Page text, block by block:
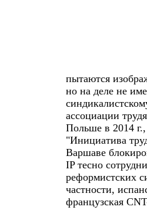
пытаются
но на деле не
ассоциации
Польше в 2014
"Инициатива
Варшаве
IP тесно
реформистских
частности,
французская